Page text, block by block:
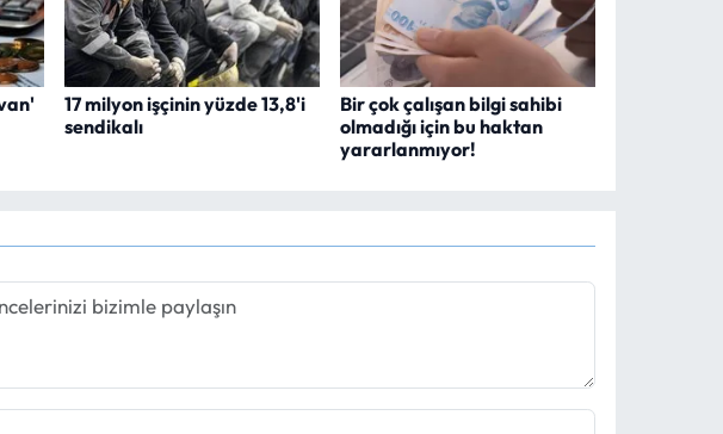
17 milyon işçinin yüzde 13,8'i
sendikalı
Bir çok çalışan bilgi sahibi
olmadığı için bu haktan
yararlanmıyor!